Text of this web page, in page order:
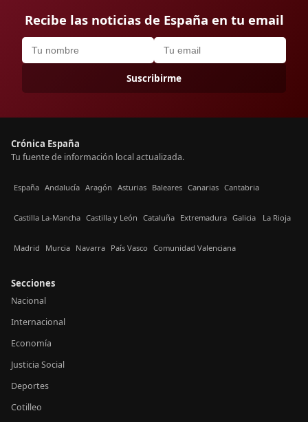
Recibe las noticias de España en tu email
Suscribirme
Crónica España
Tu fuente de información local actualizada.
España Andalucía Aragón Asturias Baleares Canarias Cantabria
Castilla La-Mancha Castilla y León Cataluña Extremadura Galicia La Rioja
Madrid Murcia Navarra País Vasco Comunidad Valenciana
Secciones
Nacional
Internacional
Economía
Justicia Social
Deportes
Cotilleo